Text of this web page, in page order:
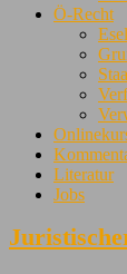
Ö-Recht
Literatur
Jobs